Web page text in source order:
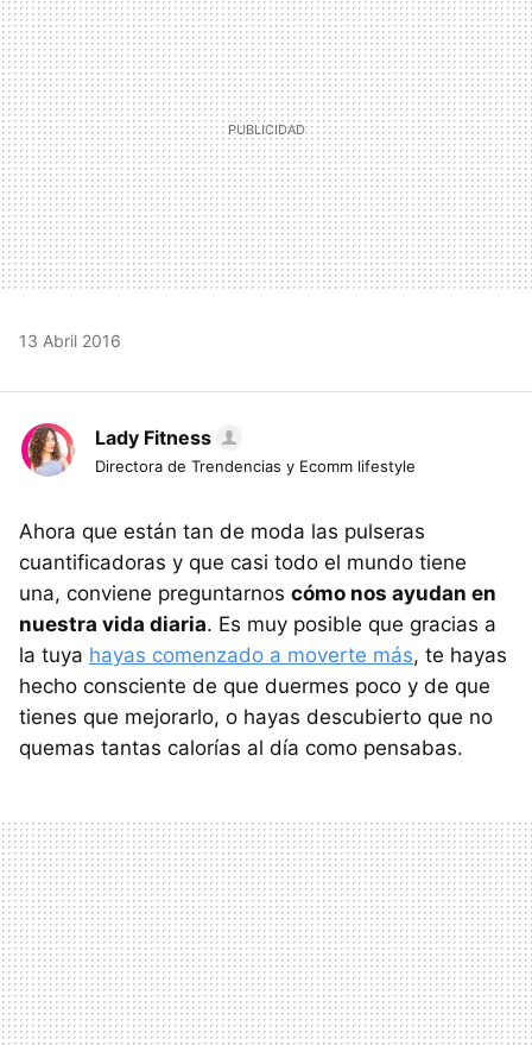
13 Abril 2016
Lady Fitness
Directora de Trendencias y Ecomm lifestyle
Ahora que están tan de moda las pulseras
cuantificadoras y que casi todo el mundo tiene
una, conviene preguntarnos cómo nos ayudan en
nuestra vida diaria. Es muy posible que gracias a
la tuya hayas comenzado a moverte más, te hayas
hecho consciente de que duermes poco y de que
tienes que mejorarlo, o hayas descubierto que no
quemas tantas calorías al día como pensabas.